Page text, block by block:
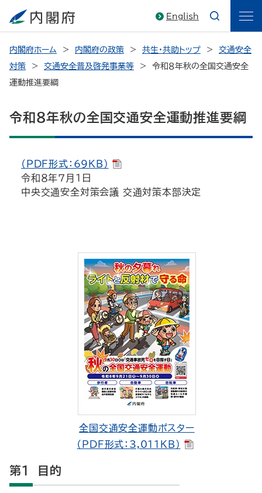
English
内閣府ホーム 内閣府の政策 共生・共助トップ
交通安全
対策
交通安全普及啓発事業等
令和８年秋の全国交通安全
運動推進要綱
令和８年秋の全国交通安全運動推進要綱
（PDF形式：69KB）
令和８年７月１日
中央交通安全対策会議 交通対策本部決定
全国交通安全運動ポスター
（PDF形式：3,011KB）
第1 目的